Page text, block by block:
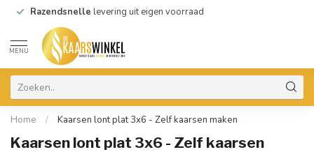
Razendsnelle levering uit eigen voorraad
MENU
Home / Kaarsen lont plat 3x6 - Zelf kaarsen maken
Kaarsen lont plat 3x6 - Zelf kaarsen